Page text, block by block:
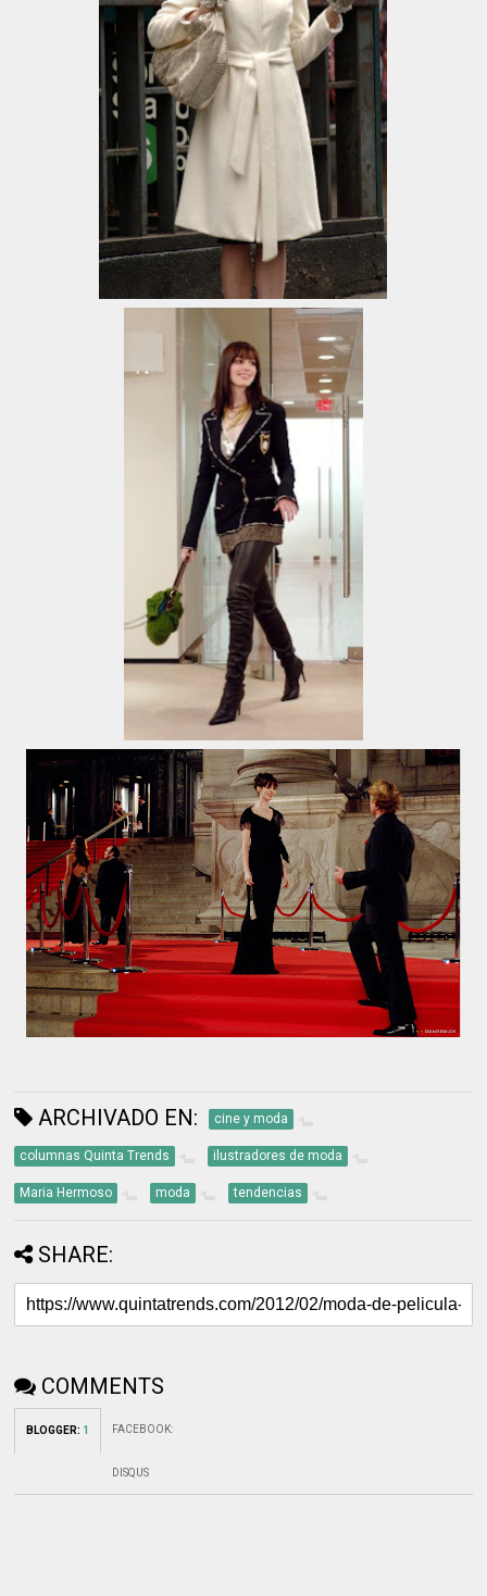
ARCHIVADO EN: cine y moda
columnas Quinta Trends ilustradores de moda
Maria Hermoso moda tendencias
SHARE:
COMMENTS
BLOGGER: 1 FACEBOOK:
DISQUS